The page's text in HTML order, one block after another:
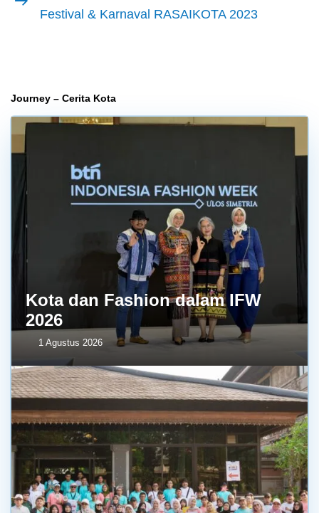
berikutnya
Festival & Karnaval RASAIKOTA 2023
Journey – Cerita Kota
Kota dan Fashion dalam IFW
2026
1 Agustus 2026